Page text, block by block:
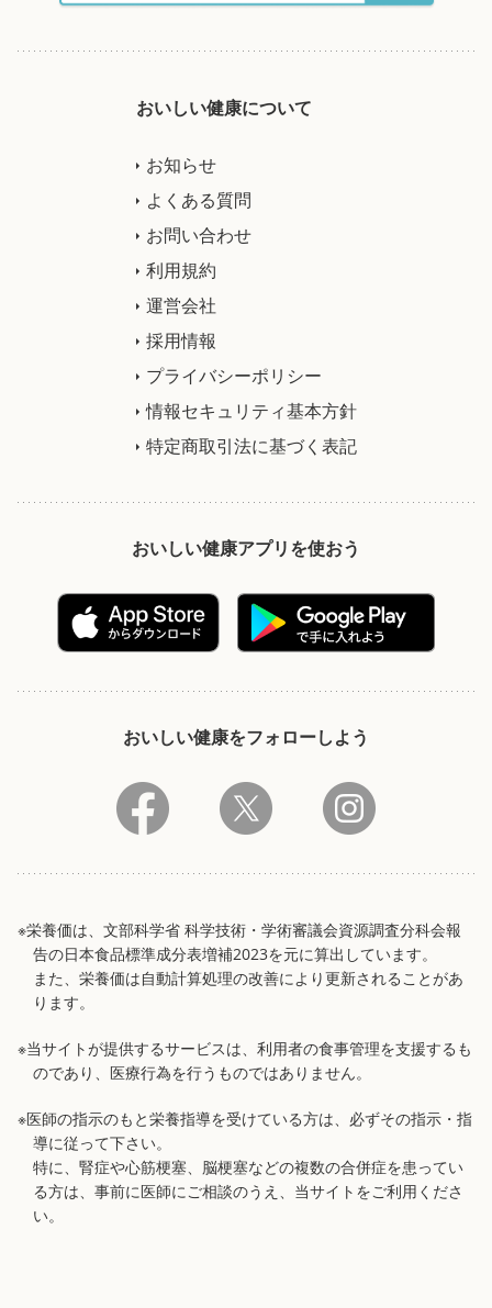
おいしい健康について
お知らせ
よくある質問
お問い合わせ
利用規約
運営会社
採用情報
プライバシーポリシー
情報セキュリティ基本方針
特定商取引法に基づく表記
おいしい健康アプリを使おう
おいしい健康をフォローしよう
※栄養価は、文部科学省 科学技術・学術審議会資源調査分科会報
告の日本食品標準成分表増補2023を元に算出しています。
また、栄養価は自動計算処理の改善により更新されることがあ
ります。
※当サイトが提供するサービスは、利用者の食事管理を支援するも
のであり、医療行為を行うものではありません。
※医師の指示のもと栄養指導を受けている方は、必ずその指示・指
導に従って下さい。
特に、腎症や心筋梗塞、脳梗塞などの複数の合併症を患ってい
る方は、事前に医師にご相談のうえ、当サイトをご利用くださ
い。